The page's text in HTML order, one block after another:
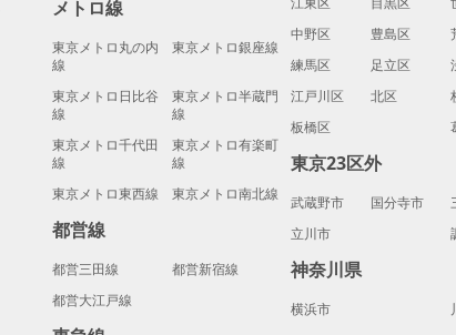
メトロ線
東京メトロ丸の内
線
東京メトロ銀座線
東京メトロ日比谷
線
東京メトロ半蔵門
線
東京メトロ千代田
線
東京メトロ有楽町
線
東京メトロ東西線
東京メトロ南北線
都営線
都営三田線
都営新宿線
都営大江戸線
中野区
豊島区
練馬区
足立区
江戸川区
北区
板橋区
東京23区外
武蔵野市 国分寺市
立川市
神奈川県
横浜市